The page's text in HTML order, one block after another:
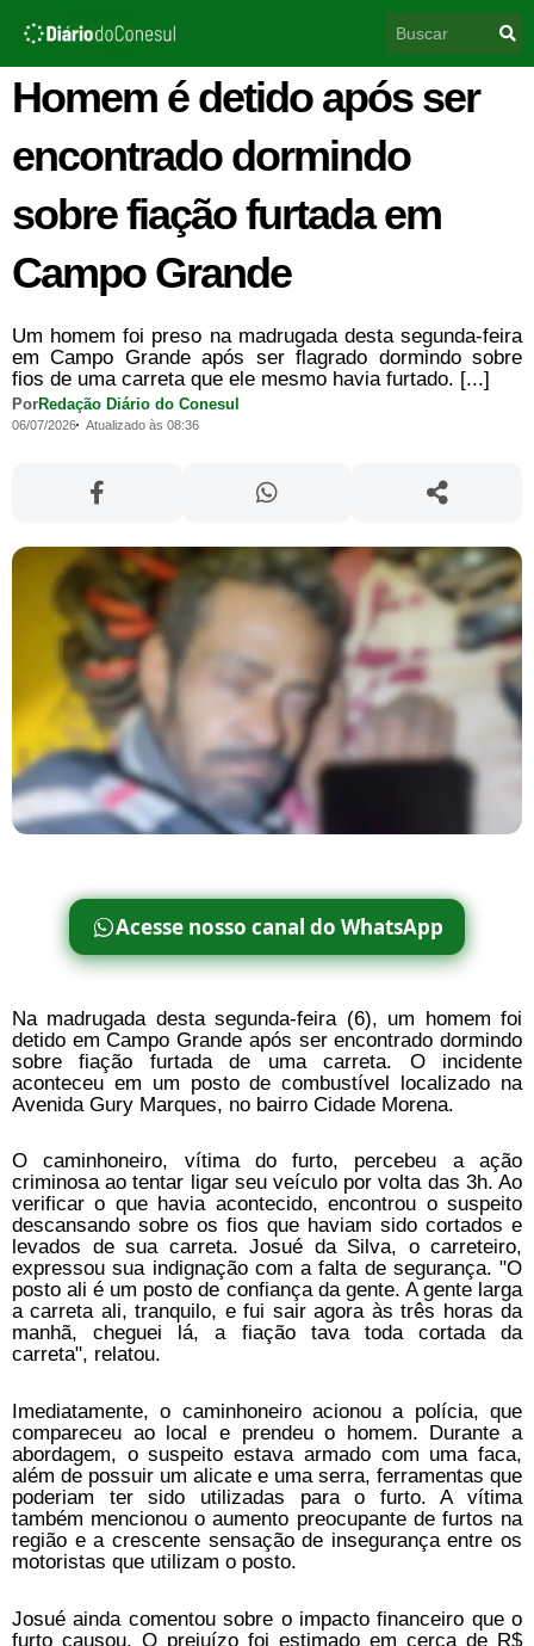
para
conteúdo
Homem é detido após ser
encontrado dormindo
sobre fiação furtada em
Campo Grande
Um homem foi preso na madrugada desta segunda-feira
em Campo Grande após ser flagrado dormindo sobre
fios de uma carreta que ele mesmo havia furtado. [...]
PorRedação Diário do Conesul
06/07/2026 Atualizado às 08:36
Acesse nosso canal do WhatsApp
Na madrugada desta segunda-feira (6), um homem foi
detido em Campo Grande após ser encontrado dormindo
sobre fiação furtada de uma carreta. O incidente
aconteceu em um posto de combustível localizado na
Avenida Gury Marques, no bairro Cidade Morena.
O caminhoneiro, vítima do furto, percebeu a ação
criminosa ao tentar ligar seu veículo por volta das 3h. Ao
verificar o que havia acontecido, encontrou o suspeito
descansando sobre os fios que haviam sido cortados e
levados de sua carreta. Josué da Silva, o carreteiro,
expressou sua indignação com a falta de segurança. "O
posto ali é um posto de confiança da gente. A gente larga
a carreta ali, tranquilo, e fui sair agora às três horas da
manhã, cheguei lá, a fiação tava toda cortada da
carreta", relatou.
Imediatamente, o caminhoneiro acionou a polícia, que
compareceu ao local e prendeu o homem. Durante a
abordagem, o suspeito estava armado com uma faca,
além de possuir um alicate e uma serra, ferramentas que
poderiam ter sido utilizadas para o furto. A vítima
também mencionou o aumento preocupante de furtos na
região e a crescente sensação de insegurança entre os
motoristas que utilizam o posto.
Josué ainda comentou sobre o impacto financeiro que o
furto causou. O prejuízo foi estimado em cerca de R$